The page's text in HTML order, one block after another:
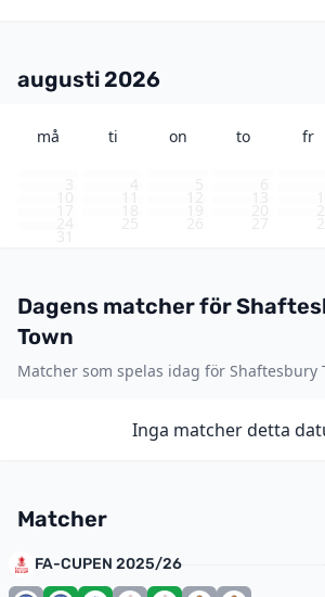
augusti 2026
må ti on to fr
Dagens matcher för
Town
Matcher som spelas idag för Shaftesbury
Inga matcher detta
Matcher
FA-CUPEN 2025/26